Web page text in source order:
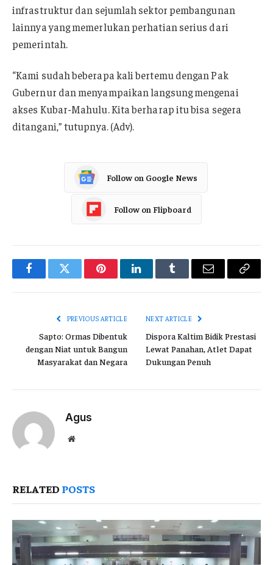
infrastruktur dan sejumlah sektor pembangunan
lainnya yang memerlukan perhatian serius dari
pemerintah.
“Kami sudah beberapa kali bertemu dengan Pak
Gubernur dan menyampaikan langsung mengenai
akses Kubar-Mahulu. Kita berharap itu bisa segera
ditangani,” tutupnya. (Adv).
Follow on Google News
Follow on Flipboard
FacebookTwitter PinterestLinkedInTumblr Email
Copy
PREVIOUS ARTICLE
Sapto: Ormas Dibentuk
dengan Niat untuk Bangun
Masyarakat dan Negara
NEXT ARTICLE
Dispora Kaltim Bidik Prestasi
Lewat Panahan, Atlet Dapat
Dukungan Penuh
Agus
Website
RELATED POSTS